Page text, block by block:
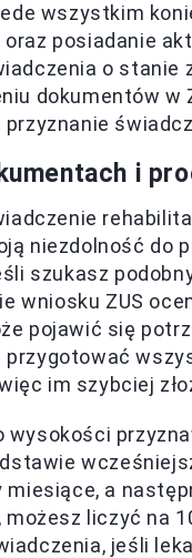
wszystkim
oraz posiadanie
o stanie
dokumentów w
i
niezdolność do
szukasz
wniosku ZUS
pojawić się
przygotować
im szybciej
wysokości
a
liczyć na
jeśli